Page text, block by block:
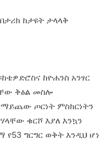
ከታዩት ታላላቅ
ከዮሐንስ አንፃር
ቅፅል መስሎ
ጦርነት ምስክርነትን
ቁርሾ እያለ እንኳን
ግርግር ወቅት እንዲህ ሆነ